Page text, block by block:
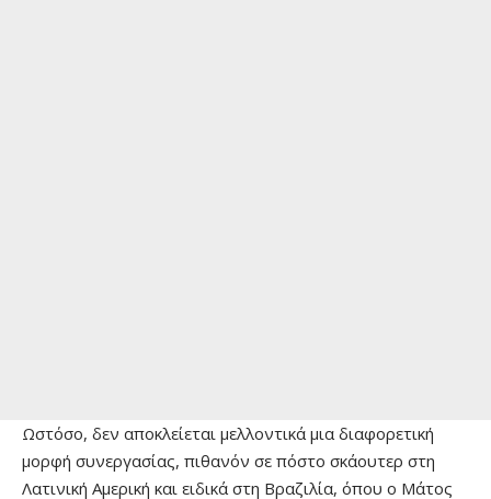
Ωστόσο, δεν αποκλείεται μελλοντικά μια διαφορετική
μορφή συνεργασίας, πιθανόν σε πόστο σκάουτερ στη
Λατινική Αμερική και ειδικά στη Βραζιλία, όπου ο Μάτος